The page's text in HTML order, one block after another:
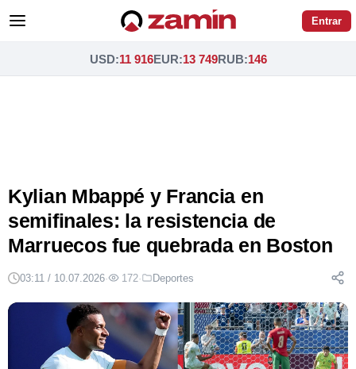
Entrar
USD:11 916EUR:13 749RUB:146
Kylian Mbappé y Francia en
semifinales: la resistencia de
Marruecos fue quebrada en Boston
03:11 / 10.07.2026· 172· Deportes